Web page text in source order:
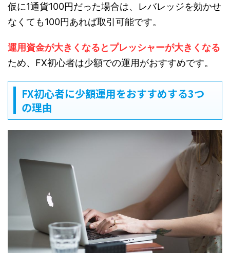
仮に1通貨100円だった場合は、レバレッジを効かせ
なくても100円あれば取引可能です。
運用資金が大きくなるとプレッシャーが大きくなる
ため、FX初心者は少額での運用がおすすめです。
FX初心者に少額運用をおすすめする3つ
の理由